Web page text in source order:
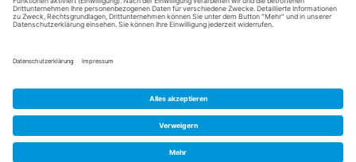
© 2023 Schuh-Keller KG | Wredestraße 10 | D-67059